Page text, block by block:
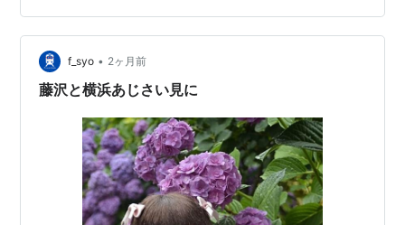
f_syo • 2ヶ月前
藤沢と横浜あじさい見に